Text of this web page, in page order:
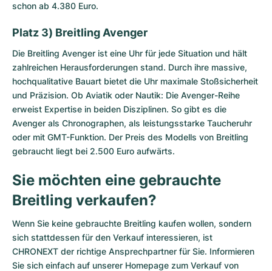
schon ab 4.380 Euro.
Platz 3) Breitling Avenger
Die Breitling Avenger ist eine Uhr für jede Situation und hält
zahlreichen Herausforderungen stand. Durch ihre massive,
hochqualitative Bauart bietet die Uhr maximale Stoßsicherheit
und Präzision. Ob Aviatik oder Nautik: Die Avenger-Reihe
erweist Expertise in beiden Disziplinen. So gibt es die
Avenger als Chronographen, als leistungsstarke Taucheruhr
oder mit GMT-Funktion. Der Preis des Modells von Breitling
gebraucht liegt bei 2.500 Euro aufwärts.
Sie möchten eine gebrauchte
Breitling verkaufen?
Wenn Sie keine gebrauchte Breitling kaufen wollen, sondern
sich stattdessen für den Verkauf interessieren, ist
CHRONEXT der richtige Ansprechpartner für Sie. Informieren
Sie sich einfach auf unserer Homepage zum Verkauf von